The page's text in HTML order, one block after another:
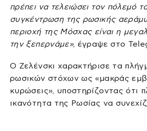
πρέπει να τελειώσει τον πόλεμό
συγκέντρωση της ρωσικής
περιοχή της Μόσχας είναι η
την ξεπερνάμε», έγραψε στο
Ο Ζελένσκι χαρακτήρισε τα
ρωσικών στόχων ως «μακράς
κυρώσεις», υποστηρίζοντας ότι
ικανότητα της Ρωσίας να